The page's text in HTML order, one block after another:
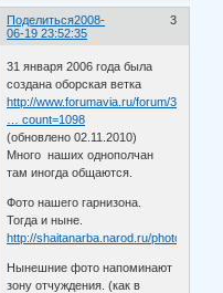
Поделиться 3
2008-
06-19 23:52:35
31 января 2006 года была
создана оборская ветка
http://www.forumavia.ru/forum/3/0/74300
… count=1098
(обновлено 02.11.2010)
Много наших однополчан
там иногда общаются.
Фото нашего гарнизона.
Тогда и ныне.
http://shaitanarba.narod.ru/
Нынешние фото напоминают
зону отчуждения. (как в